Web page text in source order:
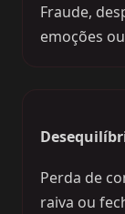
Fraude,
emoções
Perda de
raiva ou